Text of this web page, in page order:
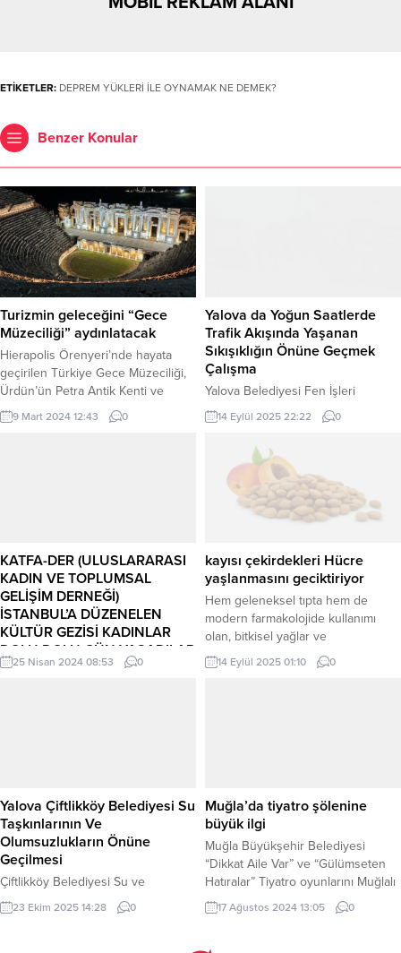
ETİKETLER: DEPREM YÜKLERİ İLE OYNAMAK NE DEMEK?
Benzer Konular
Turizmin geleceğini “Gece
Müzeciliği” aydınlatacak
Hierapolis Örenyeri’nde hayata
geçirilen Türkiye Gece Müzeciliği,
Ürdün’ün Petra Antik Kenti ve
İtalya’nın Pompeii Antik Kenti ile
birlikte dünya turizmine öncülük
lansmanı, T.C. Kültür ve Turizm
Bakanlığı...
9 Mart 2024 12:43 0
Yalova da Yoğun Saatlerde
Trafik Akışında Yaşanan
Sıkışıklığın Önüne Geçmek
Çalışma
Yalova Belediyesi Fen İşleri
Müdürlüğü ekipleri, şehir trafiğini
rahatlatmak amacıyla Tonami
Meydanı’nda yol genişletme
çalışmalarına başladı. Özellikle
yoğun saatlerde trafik akışında
yaşanan sıkışıklığın önüne geçmek
için başlatılan çalışmalar
artırılarak araçların daha düzenli ve
güvenli şekilde ilerlemesi
sağlanacak. Ekipler, çalışma
süresince vatandaşların günlük
yaşamını en az etkileyecek...
14 Eylül 2025 22:22 0
KATFA-DER (ULUSLARARASI
KADIN VE TOPLUMSAL
GELİŞİM DERNEĞİ)
İSTANBUL’A DÜZENELEN
KÜLTÜR GEZİSİ KADINLAR
DOLU DOLU GÜN YAŞADILAR
25 Nisan 2024 08:53 0
kayısı çekirdekleri Hücre
yaşlanmasını geciktiriyor
Hem geleneksel tıpta hem de
modern farmakolojide kullanımı
olan, bitkisel yağlar ve
fitokimyasallar açısından değerli
kayısı çekirdeğinin, kozmetik, gıda
özellikleriyle dikkat çeken kayısı
çekirdeğinin, içeriğindeki
“amigdalin” maddesi...
14 Eylül 2025 01:10 0
Yalova Çiftlikköy Belediyesi Su
Taşkınlarının Ve
Olumsuzlukların Önüne
Geçilmesi
Çiftlikköy Belediyesi Su ve
Kanalizasyon Müdürlüğü ekipleri,
ilçe genelinde olası taşkın ve
23 Ekim 2025 14:28 0
Muğla’da tiyatro şölenine
büyük ilgi
Muğla Büyükşehir Belediyesi
“Dikkat Aile Var” ve “Gülümseten
Hatıralar” Tiyatro oyunlarını Muğlalı
sanatseverlerle buluşturdu.
MUĞLA (İGFA) – Kültür kenti
17 Ağustos 2024 13:05 0